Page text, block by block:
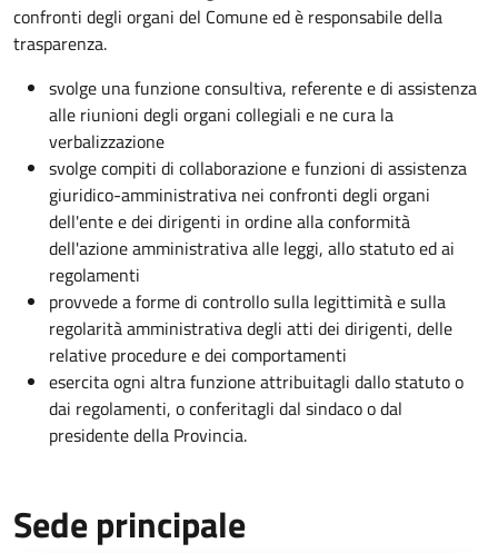
confronti degli organi del Comune ed è responsabile della
trasparenza.
svolge una funzione consultiva, referente e di assistenza
alle riunioni degli organi collegiali e ne cura la
verbalizzazione
svolge compiti di collaborazione e funzioni di assistenza
giuridico-amministrativa nei confronti degli organi
dell'ente e dei dirigenti in ordine alla conformità
dell'azione amministrativa alle leggi, allo statuto ed ai
regolamenti
provvede a forme di controllo sulla legittimità e sulla
regolarità amministrativa degli atti dei dirigenti, delle
relative procedure e dei comportamenti
esercita ogni altra funzione attribuitagli dallo statuto o
dai regolamenti, o conferitagli dal sindaco o dal
presidente della Provincia.
Sede principale